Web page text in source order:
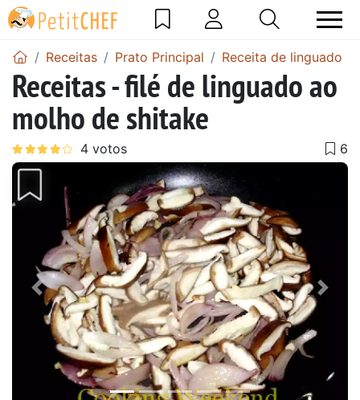
Receitas Prato Principal Receita de linguado
Receitas - filé de linguado ao
molho de shitake
Anterior Next